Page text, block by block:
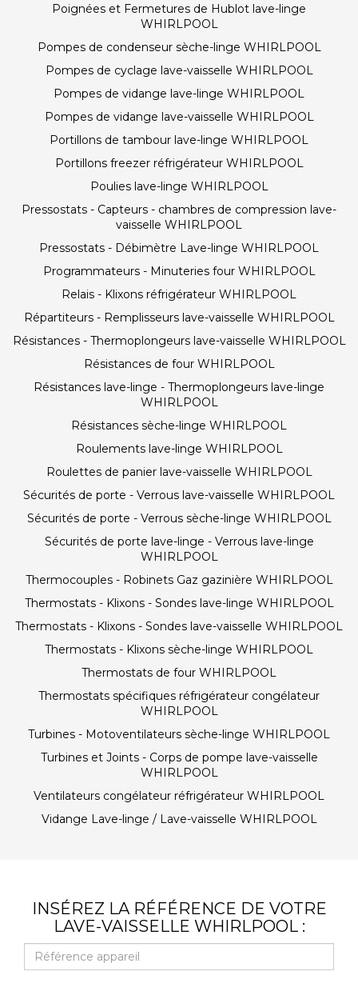
Poignées et Fermetures de Hublot lave-linge
WHIRLPOOL
Pompes de condenseur sèche-linge WHIRLPOOL
Pompes de cyclage lave-vaisselle WHIRLPOOL
Pompes de vidange lave-linge WHIRLPOOL
Pompes de vidange lave-vaisselle WHIRLPOOL
Portillons de tambour lave-linge WHIRLPOOL
Portillons freezer réfrigérateur WHIRLPOOL
Poulies lave-linge WHIRLPOOL
Pressostats - Capteurs - chambres de compression lave-
vaisselle WHIRLPOOL
Pressostats - Débimètre Lave-linge WHIRLPOOL
Programmateurs - Minuteries four WHIRLPOOL
Relais - Klixons réfrigérateur WHIRLPOOL
Répartiteurs - Remplisseurs lave-vaisselle WHIRLPOOL
Résistances - Thermoplongeurs lave-vaisselle WHIRLPOOL
Résistances de four WHIRLPOOL
Résistances lave-linge - Thermoplongeurs lave-linge
WHIRLPOOL
Résistances sèche-linge WHIRLPOOL
Roulements lave-linge WHIRLPOOL
Roulettes de panier lave-vaisselle WHIRLPOOL
Sécurités de porte - Verrous lave-vaisselle WHIRLPOOL
Sécurités de porte - Verrous sèche-linge WHIRLPOOL
Sécurités de porte lave-linge - Verrous lave-linge
WHIRLPOOL
Thermocouples - Robinets Gaz gazinière WHIRLPOOL
Thermostats - Klixons - Sondes lave-linge WHIRLPOOL
Thermostats - Klixons - Sondes lave-vaisselle WHIRLPOOL
Thermostats - Klixons sèche-linge WHIRLPOOL
Thermostats de four WHIRLPOOL
Thermostats spécifiques réfrigérateur congélateur
WHIRLPOOL
Turbines - Motoventilateurs sèche-linge WHIRLPOOL
Turbines et Joints - Corps de pompe lave-vaisselle
WHIRLPOOL
Ventilateurs congélateur réfrigérateur WHIRLPOOL
Vidange Lave-linge / Lave-vaisselle WHIRLPOOL
INSÉREZ LA RÉFÉRENCE DE VOTRE
LAVE-VAISSELLE WHIRLPOOL :